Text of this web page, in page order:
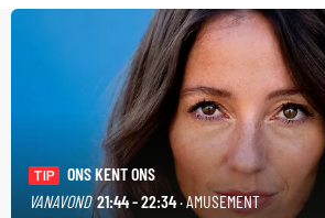
TIP
ONS KENT ONS
VANAVOND 21:44 - 22:34· AMUSEMENT